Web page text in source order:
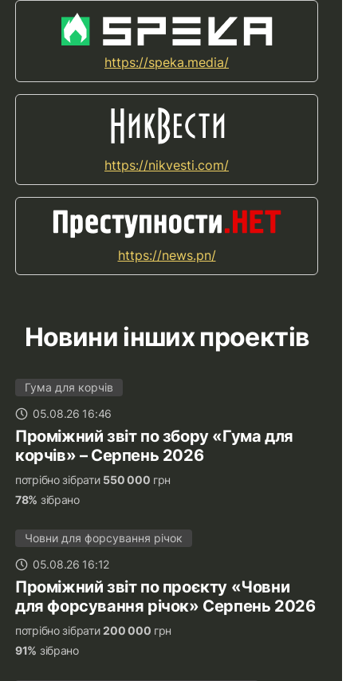
https://speka.media/
https://nikvesti.com/
https://news.pn/
Новини інших проектів
Гума для корчів
05.08.26 16:46
Проміжний звіт по збору «Гума для
корчів» – Серпень 2026
потрібно зібрати 550 000 грн
78% зібрано
Човни для форсування річок
05.08.26 16:12
Проміжний звіт по проєкту «Човни
для форсування річок» Серпень 2026
потрібно зібрати200 000 грн
91% зібрано